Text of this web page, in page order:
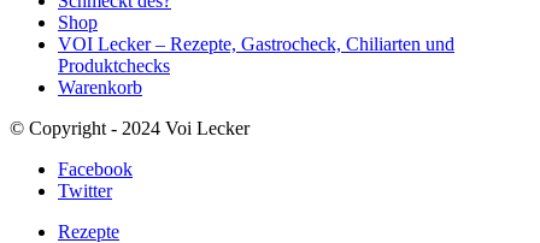
Shop
VOI Lecker – Rezepte, Gastrocheck, Chiliarten und
Produktchecks
Warenkorb
© Copyright - 2024 Voi Lecker
Facebook
Twitter
Rezepte